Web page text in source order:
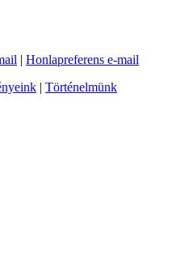
| Honlapreferens e-mail
| Történelmünk